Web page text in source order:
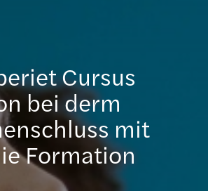
Cursus
bei derm
mit
Formation